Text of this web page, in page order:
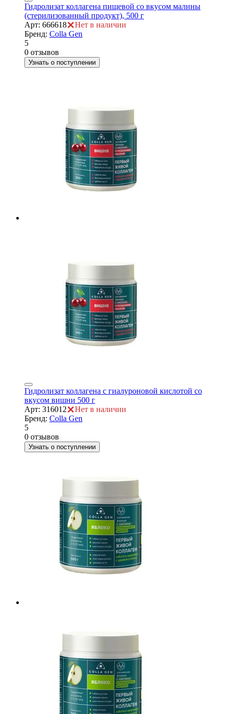
Гидролизат коллагена пищевой со вкусом малины
(стерилизованный продукт), 500 г
Арт: 666618
Нет в наличии
Бренд: Colla Gen
5
0 отзывов
Узнать о поступлении
Гидролизат коллагена с гиалуроновой кислотой со
вкусом вишни 500 г
Арт: 316012
Нет в наличии
Бренд: Colla Gen
5
0 отзывов
Узнать о поступлении